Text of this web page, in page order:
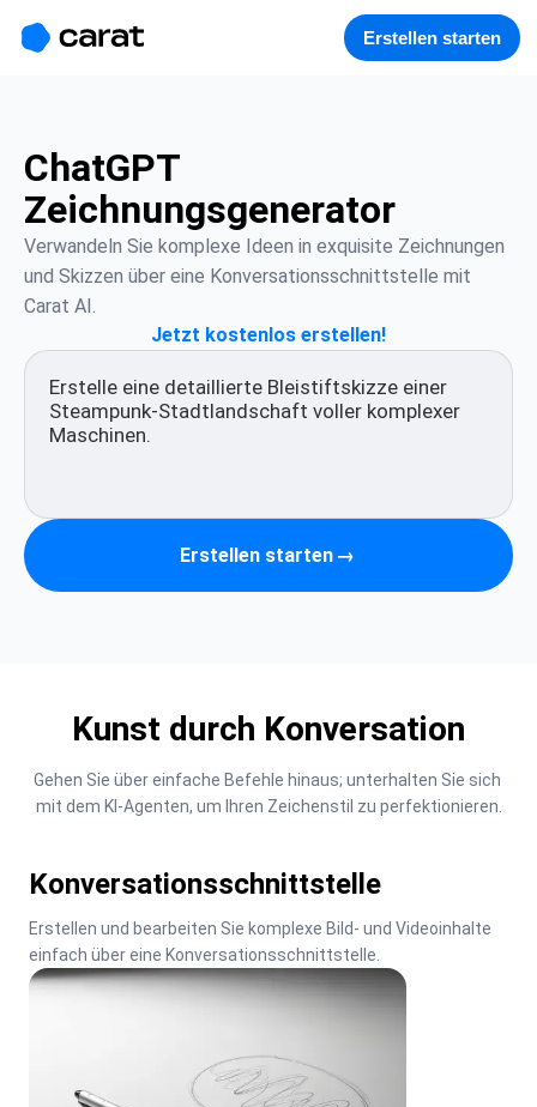
Erstellen starten
ChatGPT
Zeichnungsgenerator
Verwandeln Sie komplexe Ideen in exquisite Zeichnungen
und Skizzen über eine Konversationsschnittstelle mit
Carat AI.
Jetzt kostenlos erstellen!
Erstellen starten →
Kunst durch Konversation
Gehen Sie über einfache Befehle hinaus; unterhalten Sie sich
mit dem KI-Agenten, um Ihren Zeichenstil zu perfektionieren.
Konversationsschnittstelle
Erstellen und bearbeiten Sie komplexe Bild- und Videoinhalte
einfach über eine Konversationsschnittstelle.